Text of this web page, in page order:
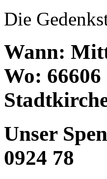
Die
Wann:
Wo:
Unser
0924 78